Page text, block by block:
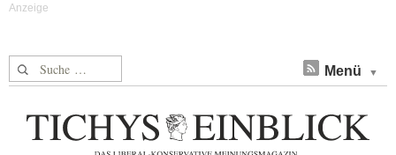
Suche nach: Menü